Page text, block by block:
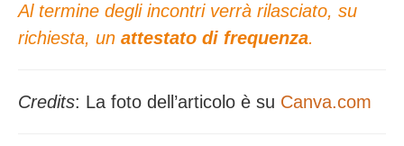
Al termine degli incontri verrà rilasciato, su
richiesta, un attestato di frequenza.
Credits: La foto dell’articolo è su Canva.com